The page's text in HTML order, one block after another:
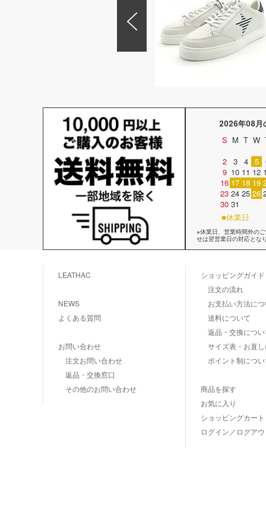
2026年08月
S M T W
2
3 4 5
9 10 11 12
16 17 18 19
23 24 25 26
30 31
■休業日
※休業日、営業時間外の
せは翌営業日の対応とな
LEATHAC
NEWS
よくある質問
お問い合わせ
注文お問い合わせ
返品・交換窓口
その他のお問い合わせ
ショッピングガイド
注文の流れ
お支払い方法に
送料について
返品・交換につ
サイズ表・お直
ポイント制につ
商品を探す
お気に入り
ショッピングカート
ログイン／ログア